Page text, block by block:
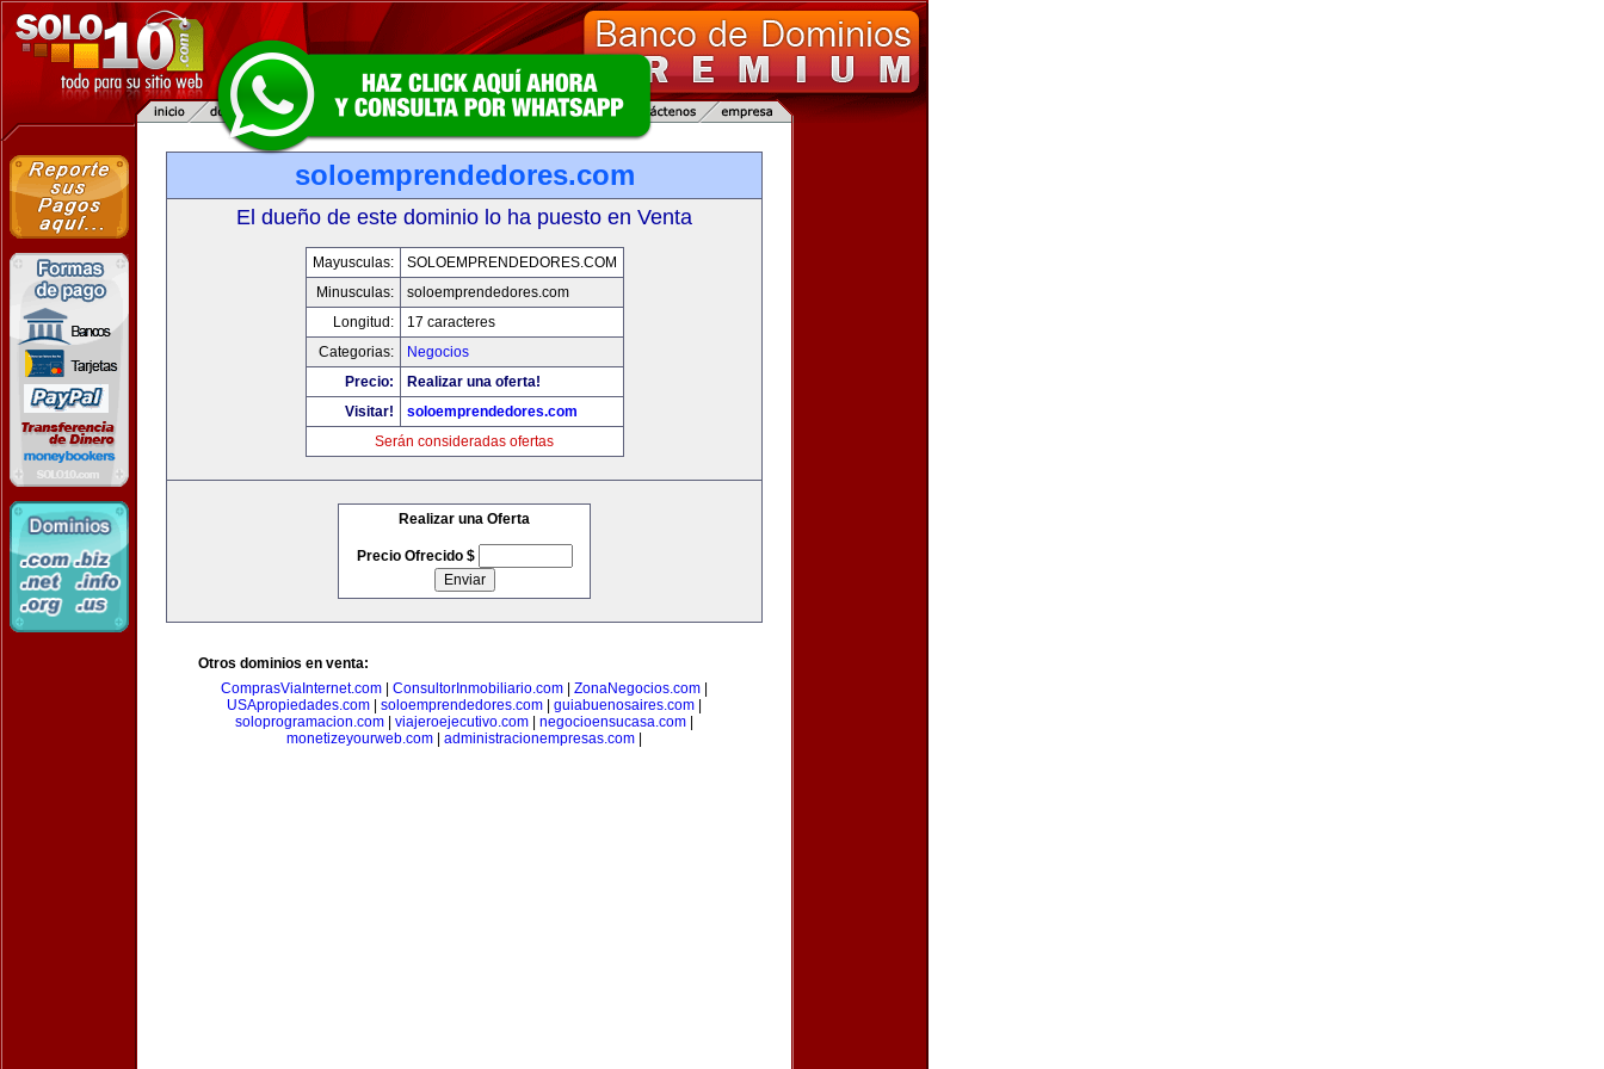
soloemprendedores.com
El dueño de este dominio lo ha puesto en Venta
Mayusculas:
SOLOEMPRENDEDORES.COM
Minusculas:
soloemprendedores.com
Longitud:
17 caracteres
Categorias:
Negocios
Precio:
Realizar una oferta!
Visitar!
soloemprendedores.com
Serán consideradas ofertas
Realizar una Oferta
Precio Ofrecido $
Otros dominios en venta:
ComprasViaInternet.com
ConsultorInmobiliario.com ZonaNegocios.com
USApropiedades.com
soloemprendedores.com guiabuenosaires.com
soloprogramacion.com
viajeroejecutivo.com negocioensucasa.com
monetizeyourweb.com
administracionempresas.com